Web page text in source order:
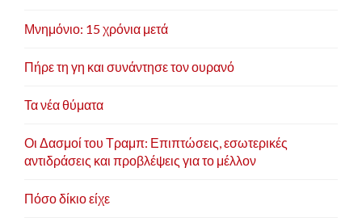
Μνημόνιο: 15 χρόνια μετά
Πήρε τη γη και συνάντησε τον ουρανό
Τα νέα θύματα
Οι Δασμοί του Τραμπ: Επιπτώσεις, εσωτερικές
αντιδράσεις και προβλέψεις για το μέλλον
Πόσο δίκιο είχε